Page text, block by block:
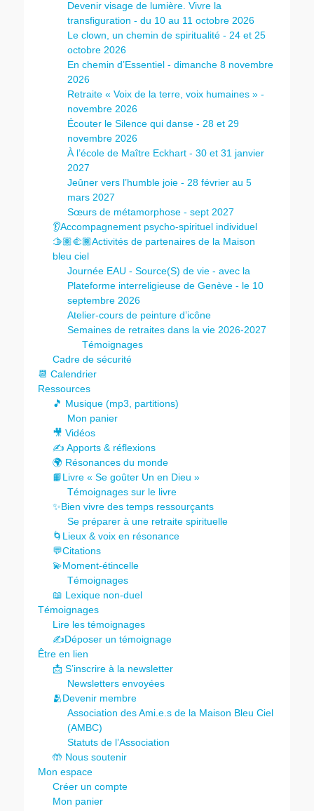
Devenir visage de lumière. Vivre la
transfiguration - du 10 au 11 octobre 2026
Le clown, un chemin de spiritualité - 24 et 25
octobre 2026
En chemin d’Essentiel - dimanche 8 novembre
2026
Retraite « Voix de la terre, voix humaines » -
novembre 2026
Écouter le Silence qui danse - 28 et 29
novembre 2026
À l’école de Maître Eckhart - 30 et 31 janvier
2027
Jeûner vers l’humble joie - 28 février au 5
mars 2027
Sœurs de métamorphose - sept 2027
👂Accompagnement psycho-spirituel individuel
🫱🏽‍🫲🏾Activités de partenaires de la Maison
bleu ciel
Journée EAU - Source(S) de vie - avec la
Plateforme interreligieuse de Genève - le 10
septembre 2026
Atelier-cours de peinture d’icône
Semaines de retraites dans la vie 2026-2027
Témoignages
Cadre de sécurité
📆 Calendrier
Ressources
🎵 Musique (mp3, partitions)
Mon panier
🎥 Vidéos
✍️ Apports & réflexions
🌍 Résonances du monde
📙Livre « Se goûter Un en Dieu »
Témoignages sur le livre
✨Bien vivre des temps ressourçants
Se préparer à une retraite spirituelle
🌀Lieux & voix en résonance
💬Citations
💫Moment-étincelle
Témoignages
📖 Lexique non-duel
Témoignages
Lire les témoignages
✍️Déposer un témoignage
Être en lien
📩 S’inscrire à la newsletter
Newsletters envoyées
🫂Devenir membre
Association des Ami.e.s de la Maison Bleu Ciel
(AMBC)
Statuts de l’Association
🤲 Nous soutenir
Mon espace
Créer un compte
Mon panier